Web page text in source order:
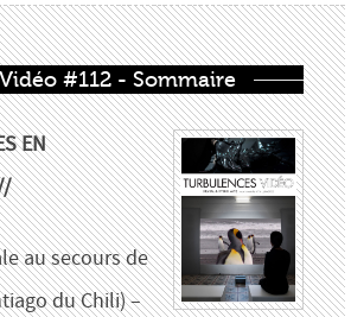
#112 - Sommaire
EN
au secours de
du Chili) –